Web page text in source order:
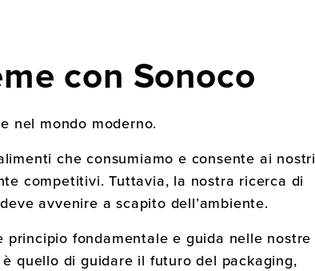
con Sonoco
nel mondo moderno.
che consumiamo e consente ai nostri
competitivi. Tuttavia, la nostra ricerca di
avvenire a scapito dell’ambiente.
fondamentale e guida nelle nostre
quello di guidare il futuro del packaging,